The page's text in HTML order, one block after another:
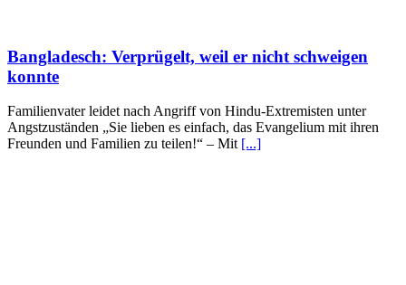
Bangladesch: Verprügelt, weil er nicht schweigen
konnte
Familienvater leidet nach Angriff von Hindu-Extremisten unter
Angstzuständen „Sie lieben es einfach, das Evangelium mit ihren
Freunden und Familien zu teilen!“ – Mit [...]